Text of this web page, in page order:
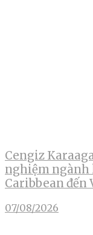
Cengiz
nghiệm ngành
Caribbean đến
07/08/2026